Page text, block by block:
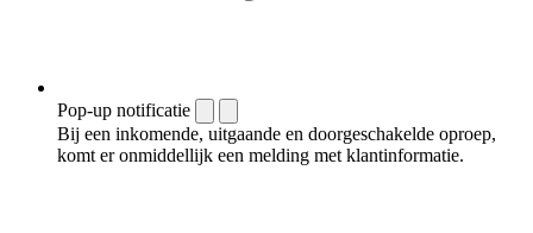
Pop-up notificatie
Bij een inkomende, uitgaande en doorgeschakelde oproep,
komt er onmiddellijk een melding met klantinformatie.